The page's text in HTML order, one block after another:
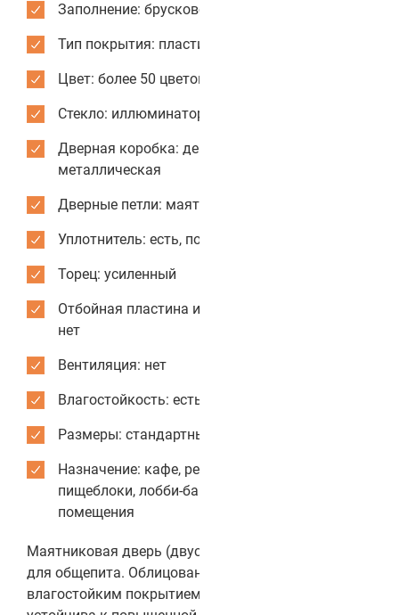
Заполнение: брусковое
Тип покрытия: пластик CPL
Цвет: более 50 цветов и текстур для отделки
Стекло: иллюминатор из нержавеющей стали
Дверная коробка: деревянная или
металлическая
Дверные петли: маятниковые усиленные
Уплотнитель: есть, по периметру коробки
Торец: усиленный
Отбойная пластина из нержавеющей стали:
нет
Вентиляция: нет
Влагостойкость: есть
Размеры: стандартные или индивидуальные
Назначение: кафе, рестораны, столовые,
пищеблоки, лобби-бары, служебные
помещения
Маятниковая дверь (двустороннего открывания)
для общепита. Облицована антивандальным и
влагостойким покрытием CPL, за счёт чего